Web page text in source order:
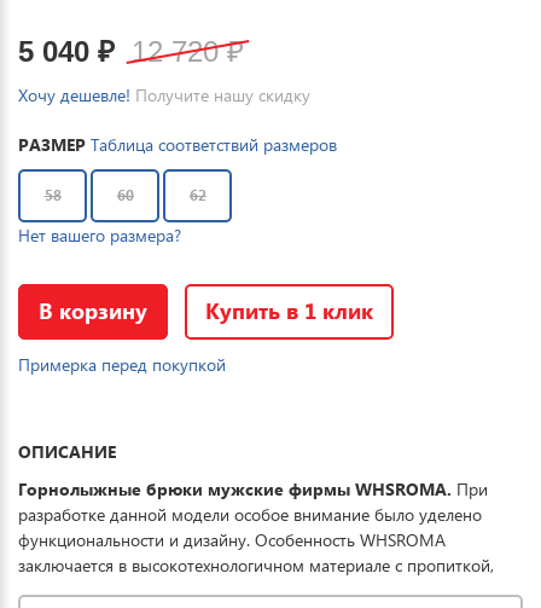
5 040 ₽ 12 720₽
Хочу дешевле! Получите нашу скидку
РАЗМЕР Таблица соответствий размеров
58 60 62
Нет вашего размера?
В корзину Купить в 1 клик
Примерка перед покупкой
ОПИСАНИЕ
Горнолыжные брюки мужские фирмы WHSROMA. При
разработке данной модели особое внимание было уделено
функциональности и дизайну. Особенность WHSROMA
заключается в высокотехнологичном материале с пропиткой,
которая совместно с мембраной обеспечивает превосходную